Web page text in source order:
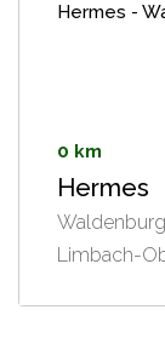
Hermes -
0 km
Hermes
Limbach-